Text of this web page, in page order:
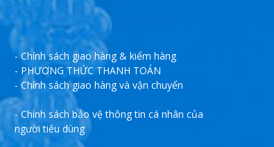
- Chính sách giao hàng & kiểm hàng
- PHƯƠNG THỨC THANH TOÁN
- Chính sách giao hàng và vận chuyển
- Chính sách bảo vệ thông tin cá nhân của
người tiêu dùng